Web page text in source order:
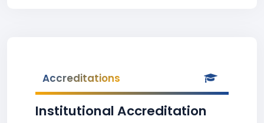
Accreditations
Institutional Accreditation